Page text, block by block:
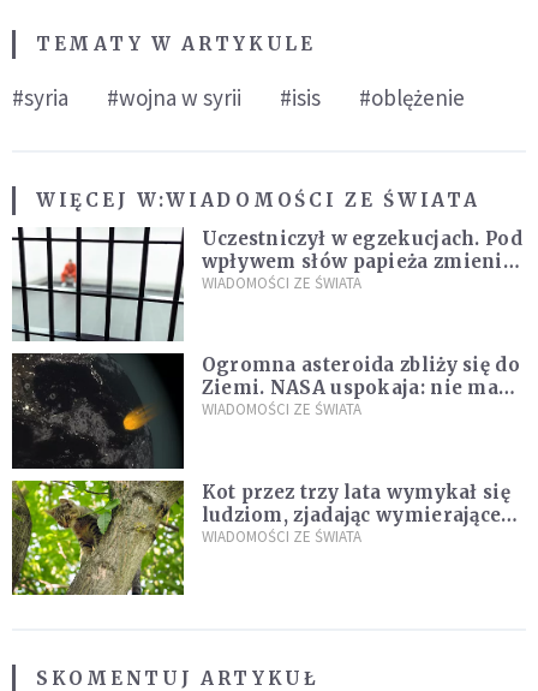
TEMATY W ARTYKULE
#syria #wojna w syrii #isis #oblężenie
WIĘCEJ W:WIADOMOŚCI ZE ŚWIATA
Uczestniczył w egzekucjach. Pod
wpływem słów papieża zmienił
zdanie
WIADOMOŚCI ZE ŚWIATA
Ogromna asteroida zbliży się do
Ziemi. NASA uspokaja: nie ma
zagrożenia
WIADOMOŚCI ZE ŚWIATA
Kot przez trzy lata wymykał się
ludziom, zjadając wymierające
kaczki. W końcu popełnił
WIADOMOŚCI ZE ŚWIATA
SKOMENTUJ ARTYKUŁ